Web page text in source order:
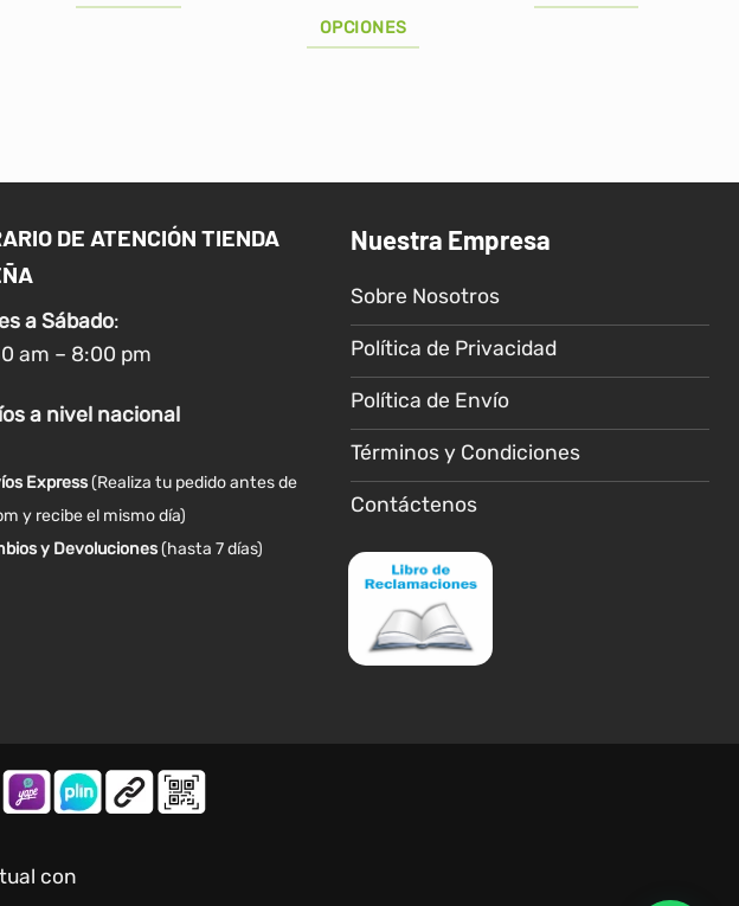
S/219.00.
OPCIONES
variantes.
opciones
producto
DE ATENCIÓN TIENDA
a Sábado:
am – 8:00 pm
a nivel nacional
Express(Realiza tu pedido antes de
y recibe el mismo día)
y Devoluciones (hasta 7 días)
Nuestra Empresa
Sobre Nosotros
Política de Privacidad
Política de Envío
Términos y Condiciones
Contáctenos
con